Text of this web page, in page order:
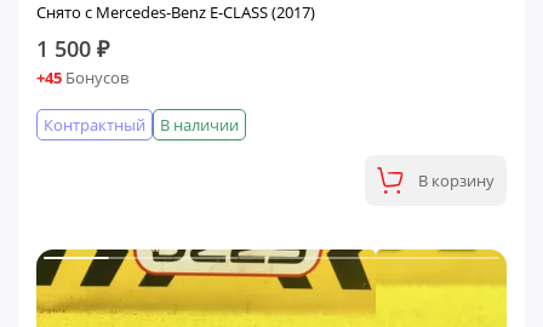
Снято с Mercedes-Benz E-CLASS (2017)
1 500 ₽
+45 Бонусов
В наличии
Контрактный
В корзину